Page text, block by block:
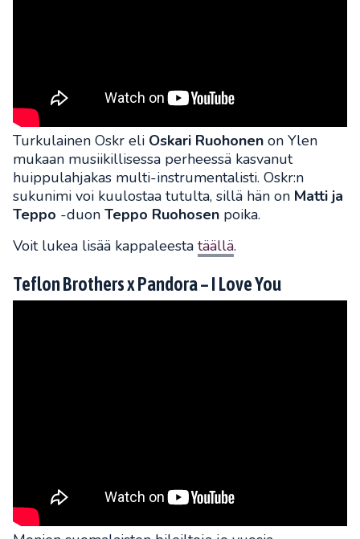
Turkulainen Oskr eli Oskari Ruohonen on Ylen
mukaan musiikillisessa perheessä kasvanut
huippulahjakas multi-instrumentalisti. Oskr:n
sukunimi voi kuulostaa tutulta, sillä hän on Matti ja
Teppo -duon Teppo Ruohosen poika.
Voit lukea lisää kappaleesta täällä.
Teflon Brothers x Pandora – I Love You